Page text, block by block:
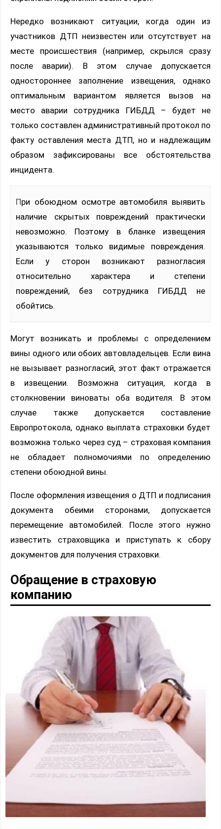
Нередко возникают ситуации, когда один из
участников ДТП неизвестен или отсутствует на
месте происшествия (например, скрылся сразу
после аварии). В этом случае допускается
одностороннее заполнение извещения, однако
оптимальным вариантом является вызов на
место аварии сотрудника ГИБДД – будет не
только составлен административный протокол по
факту оставления места ДТП, но и надлежащим
образом зафиксированы все обстоятельства
инцидента.
При обоюдном осмотре автомобиля выявить
наличие скрытых повреждений практически
невозможно. Поэтому в бланке извещения
указываются только видимые повреждения.
Если у сторон возникают разногласия
относительно характера и степени
повреждений, без сотрудника ГИБДД не
обойтись.
Могут возникать и проблемы с определением
вины одного или обоих автовладельцев. Если вина
не вызывает разногласий, этот факт отражается
в извещении. Возможна ситуация, когда в
столкновении виноваты оба водителя. В этом
случае также допускается составление
Европротокола, однако выплата страховки будет
возможна только через суд – страховая компания
не обладает полномочиями по определению
степени обоюдной вины.
После оформления извещения о ДТП и подписания
документа обеими сторонами, допускается
перемещение автомобилей. После этого нужно
известить страховщика и приступать к сбору
документов для получения страховки.
Обращение в страховую
компанию